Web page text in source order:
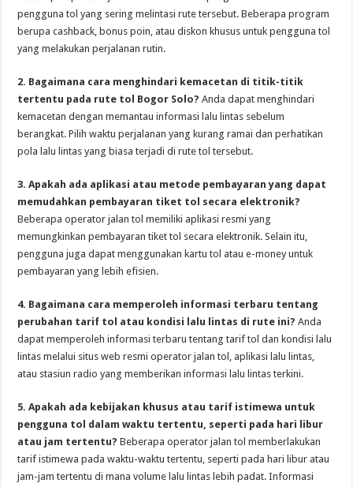
pengguna tol yang sering melintasi rute tersebut. Beberapa program
berupa cashback, bonus poin, atau diskon khusus untuk pengguna tol
yang melakukan perjalanan rutin.
2. Bagaimana cara menghindari kemacetan di titik-titik
tertentu pada rute tol Bogor Solo? Anda dapat menghindari
kemacetan dengan memantau informasi lalu lintas sebelum
berangkat. Pilih waktu perjalanan yang kurang ramai dan perhatikan
pola lalu lintas yang biasa terjadi di rute tol tersebut.
3. Apakah ada aplikasi atau metode pembayaran yang dapat
memudahkan pembayaran tiket tol secara elektronik?
Beberapa operator jalan tol memiliki aplikasi resmi yang
memungkinkan pembayaran tiket tol secara elektronik. Selain itu,
pengguna juga dapat menggunakan kartu tol atau e-money untuk
pembayaran yang lebih efisien.
4. Bagaimana cara memperoleh informasi terbaru tentang
perubahan tarif tol atau kondisi lalu lintas di rute ini? Anda
dapat memperoleh informasi terbaru tentang tarif tol dan kondisi lalu
lintas melalui situs web resmi operator jalan tol, aplikasi lalu lintas,
atau stasiun radio yang memberikan informasi lalu lintas terkini.
5. Apakah ada kebijakan khusus atau tarif istimewa untuk
pengguna tol dalam waktu tertentu, seperti pada hari libur
atau jam tertentu? Beberapa operator jalan tol memberlakukan
tarif istimewa pada waktu-waktu tertentu, seperti pada hari libur atau
jam-jam tertentu di mana volume lalu lintas lebih padat. Informasi